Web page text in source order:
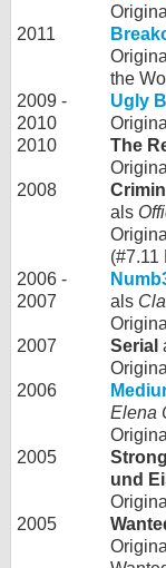
2011
the
2009 -
2010
Ugly
2010
The
2008
als
(#7.11
2006 -
2007
als
2007
Serial
2006
Elena
2005
und
2005